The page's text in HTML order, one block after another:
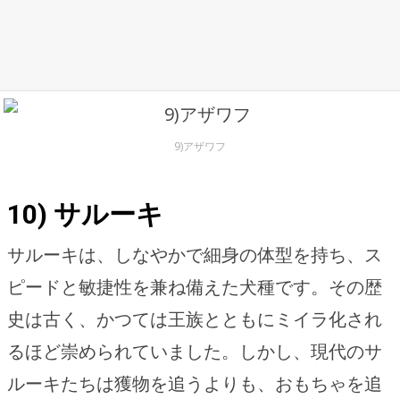
9)アザワフ
10) サルーキ
サルーキは、しなやかで細身の体型を持ち、ス
ピードと敏捷性を兼ね備えた犬種です。その歴
史は古く、かつては王族とともにミイラ化され
るほど崇められていました。しかし、現代のサ
ルーキたちは獲物を追うよりも、おもちゃを追